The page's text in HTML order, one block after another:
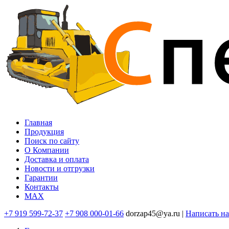
Перейти
основному
содержанию
Основная
навигация
Главная
Продукция
Поиск по сайту
O Компании
Доставка и оплата
Новости и отгрузки
Гарантии
Контакты
MAX
+7 919 599-72-37 +7 908 000-01-66 dorzap45@ya.ru | Написать